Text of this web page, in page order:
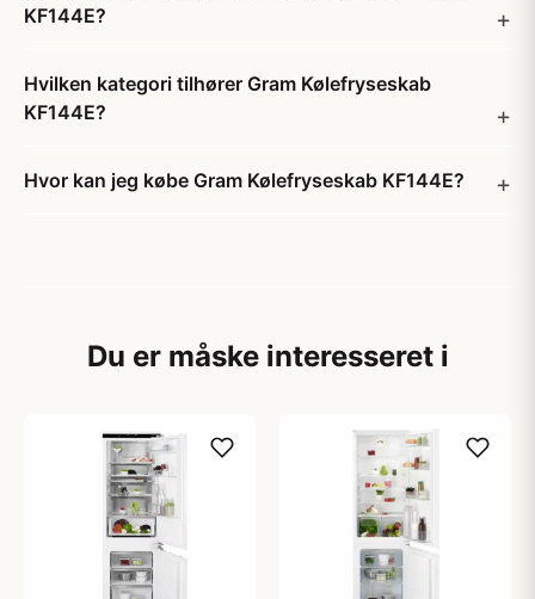
KF144E?
Hvilken kategori tilhører Gram Kølefryseskab
KF144E?
Hvor kan jeg købe Gram Kølefryseskab KF144E?
Du er måske interesseret i